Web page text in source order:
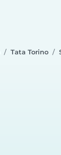
Tata Torino